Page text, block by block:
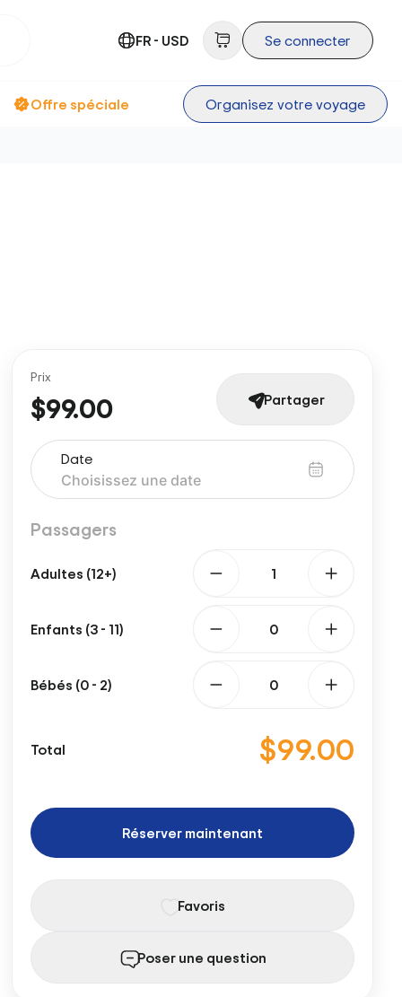
FR - USD Se connecter
Offre spéciale Organisez votre voyage
Prix
$99.00 Partager
Date
Passagers
Adultes (12+)
Enfants (3 - 11)
Bébés (0 - 2)
Total $99.00
Réserver maintenant
Favoris
Poser une question